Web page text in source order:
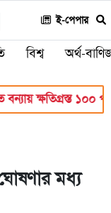
ই-পেপার
বিশ্ব অর্থ-
ক্ষতিগ্রস্ত ১০০
মধ্য